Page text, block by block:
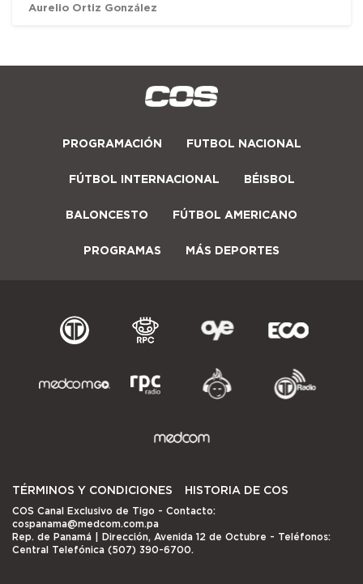
Aurelio Ortiz González
PROGRAMACIÓN FUTBOL NACIONAL
FÚTBOL INTERNACIONAL BÉISBOL
BALONCESTO FÚTBOL AMERICANO
PROGRAMAS MÁS DEPORTES
TÉRMINOS Y CONDICIONES HISTORIA DE COS
COS Canal Exclusivo de Tigo - Contacto:
cospanama@medcom.com.pa
Rep. de Panamá | Dirección, Avenida 12 de Octubre - Teléfonos:
Central Telefónica (507) 390-6700.